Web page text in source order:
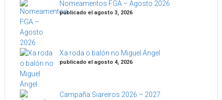
Nomeamentos FGA – Agosto 2026
publicado el agosto 3, 2026
Xa roda o balón no Miguel Ángel
publicado el agosto 4, 2026
Campaña Siareiros 2026 – 2027